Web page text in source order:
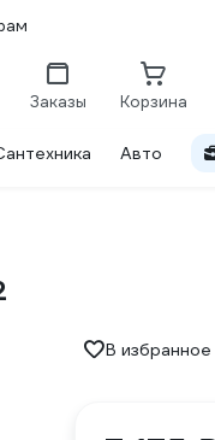
Заказы Корзина
Авто
В избранное